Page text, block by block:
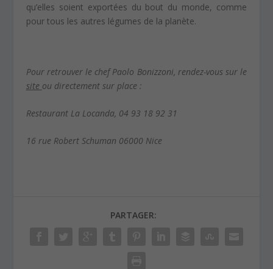
qu’elles soient exportées du bout du monde, comme
pour tous les autres légumes de la planète.
Pour retrouver le chef Paolo Bonizzoni, rendez-vous sur le
site ou directement sur place :
Restaurant La Locanda, 04 93 18 92 31
16 rue Robert Schuman 06000 Nice
PARTAGER: